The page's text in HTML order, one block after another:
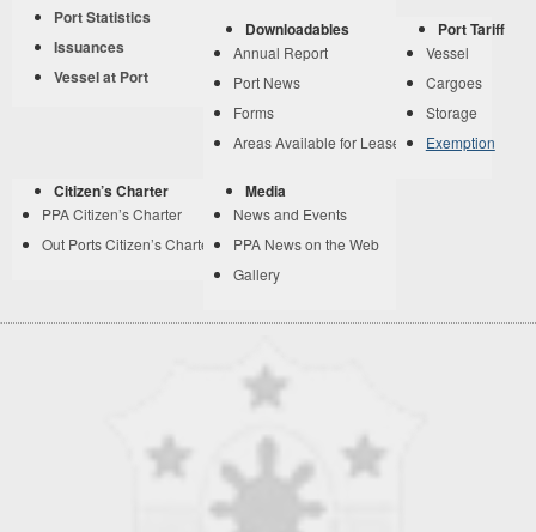
Port Statistics
Issuances
Vessel at Port
Downloadables
Annual Report
Port News
Forms
Areas Available for Lease
Port Tariff
Vessel
Cargoes
Storage
Exemption
Citizen’s Charter
PPA Citizen’s Charter
Out Ports Citizen’s Charter
Media
News and Events
PPA News on the Web
Gallery